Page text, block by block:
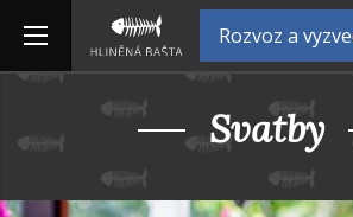
Rozvoz a
Svatby